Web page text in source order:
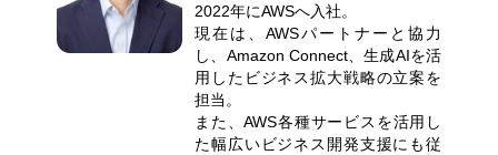
2022年にAWSへ入社。
現在は、AWSパートナーと協力
し、Amazon Connect、生成AIを活
用したビジネス拡大戦略の立案を
担当。
また、AWS各種サービスを活用し
た幅広いビジネス開発支援にも従